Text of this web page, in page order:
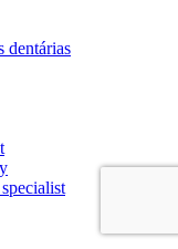
dentárias